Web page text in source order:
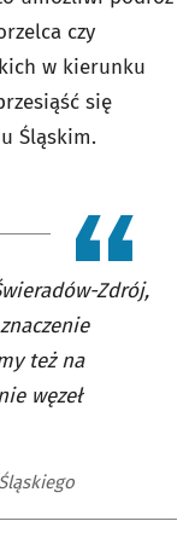
czy
w kierunku
się
Śląskim.
Zdrój,
też na
węzeł